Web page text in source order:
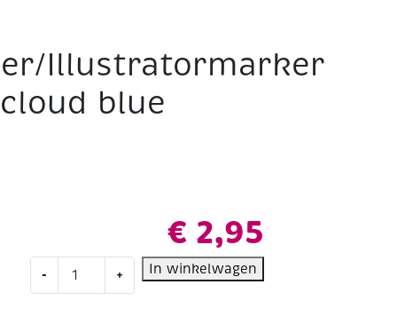
Illustratormarker
blue
€ 2,95
-
Brushmarker/Illustratormarker
+ In winkelwagen